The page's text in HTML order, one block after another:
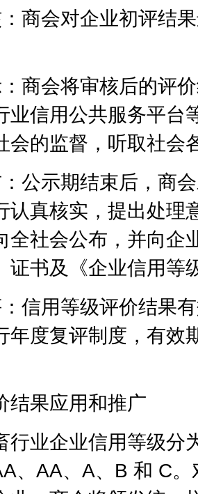
商会对企业初评结
商会将审核后的评
业信用公共服务平台
会的监督，听取社会
公示期结束后，商
认真核实，提出处理
全社会公布，并向企
证书及《企业信用等
信用等级评价结果
年度复评制度，有效
结果应用和推广
行业企业信用等级分
、AA、A、B 和 C